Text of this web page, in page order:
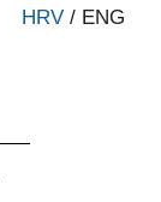
HRV / ENG